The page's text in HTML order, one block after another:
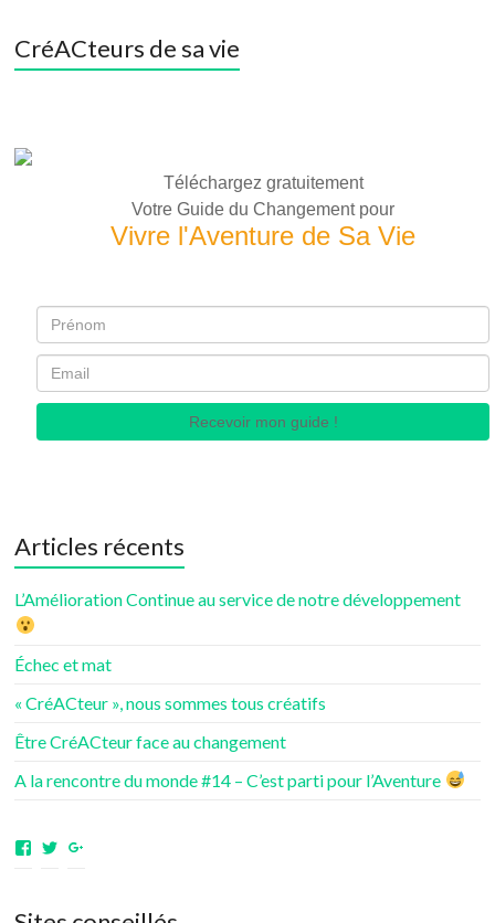
CréACteurs de sa vie
Téléchargez gratuitement
Votre Guide du Changement pour
Vivre l'Aventure de Sa Vie
Recevoir mon guide !
Articles récents
L’Amélioration Continue au service de notre développement
Échec et mat
« CréACteur », nous sommes tous créatifs
Être CréACteur face au changement
A la rencontre du monde #14 – C’est parti pour l’Aventure
Voir
aventuresdenotrevie
Voir
Samsenie
samsenie